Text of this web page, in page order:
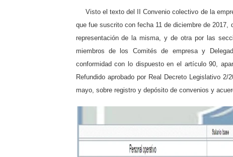
Visto el texto del II Convenio colectivo de la
que fue suscrito con fecha 11 de diciembre de
representación de la misma, y de otra por las
miembros de los Comités de empresa y
conformidad con lo dispuesto en el artículo 90,
Refundido aprobado por Real Decreto Legislativo
mayo, sobre registro y depósito de convenios y